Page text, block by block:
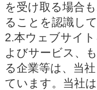
を受け取る場合
ることを認識し
2.本ウェブサイ
よびサービス、
る企業等は、当
ています。当社